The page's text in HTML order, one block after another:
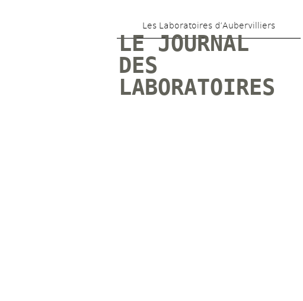
Les Laboratoires d’Aubervilliers
LE JOURNAL
DES
LABORATOIRES